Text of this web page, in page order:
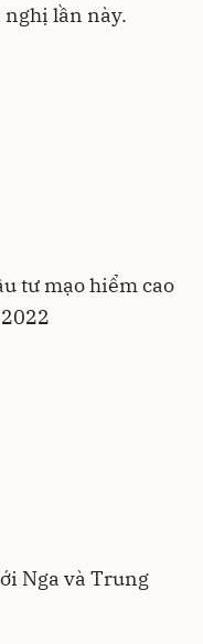
nghị lần này.
tư mạo hiểm cao
Nga và Trung